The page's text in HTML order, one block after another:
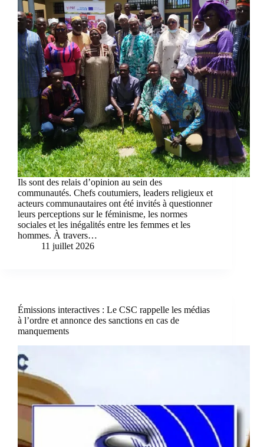
Ils sont des relais d’opinion au sein des
communautés. Chefs coutumiers, leaders religieux et
acteurs communautaires ont été invités à questionner
leurs perceptions sur le féminisme, les normes
sociales et les inégalités entre les femmes et les
hommes. À travers…
11 juillet 2026
Émissions interactives : Le CSC rappelle les médias
à l’ordre et annonce des sanctions en cas de
manquements